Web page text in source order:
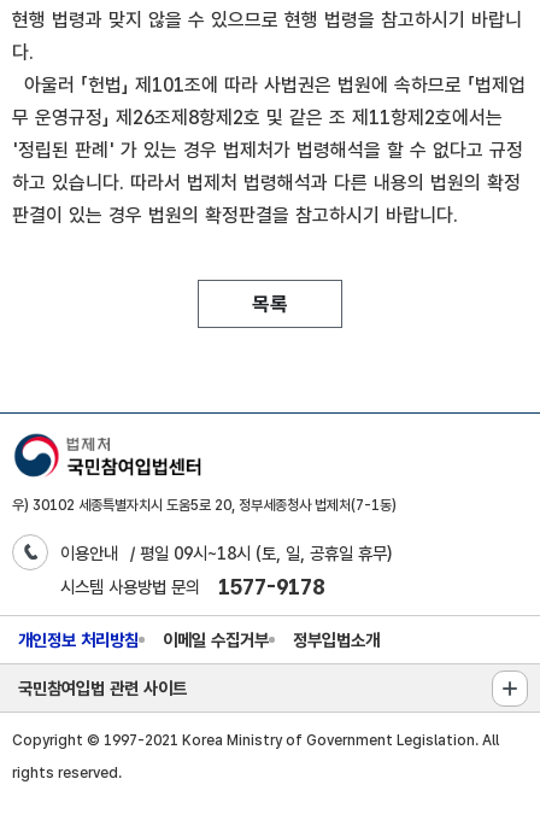
현행 법령과 맞지 않을 수 있으므로 현행 법령을 참고하시기 바랍니
다.
아울러 「헌법」 제101조에 따라 사법권은 법원에 속하므로 「법제업
무 운영규정」 제26조제8항제2호 및 같은 조 제11항제2호에서는
'정립된 판례' 가 있는 경우 법제처가 법령해석을 할 수 없다고 규정
하고 있습니다. 따라서 법제처 법령해석과 다른 내용의 법원의 확정
판결이 있는 경우 법원의 확정판결을 참고하시기 바랍니다.
목록
우) 30102 세종특별자치시 도움5로 20, 정부세종청사 법제처(7-1동)
이용안내
/ 평일 09시~18시 (토, 일, 공휴일 휴무)
시스템 사용방법 문의
1577-9178
개인정보 처리방침 이메일 수집거부 정부입법소개
국민참여입법 관련 사이트
Copyright © 1997-2021 Korea Ministry of Government Legislation. All
rights reserved.